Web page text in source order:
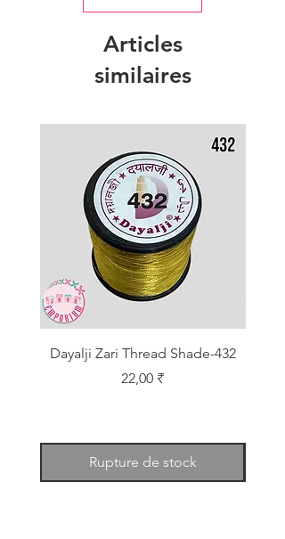
Articles
similaires
Dayalji Zari Thread Shade-432
Prix
22,00 ₹
Rupture de stock